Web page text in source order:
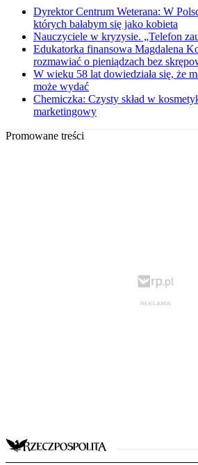
Dyrektor Centrum Weterana: W
których bałabym się jako kobieta
Nauczyciele w kryzysie. „Telefon
Edukatorka finansowa Magdalena
rozmawiać o pieniądzach bez
W wieku 58 lat dowiedziała się, że
może wydać
Chemiczka: Czysty skład w
marketingowy
Promowane treści